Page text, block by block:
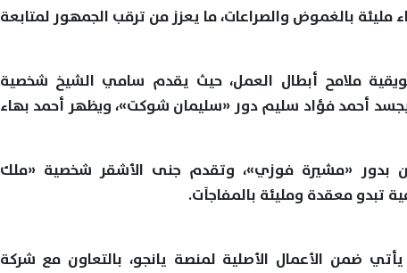
مليئة بالغموض والصراعات، ما يعزز من ترقب الجمهور لمتابعة
ملامح أبطال العمل، حيث يقدم سامي الشيخ شخصية
أحمد فؤاد سليم دور «سليمان شوكت»، ويظهر أحمد بهاء
بدور «مشيرة فوزي»، وتقدم جنى الأشقر شخصية «ملك
تبدو معقدة ومليئة بالمفاجآت.
ضمن الأعمال الأصلية لمنصة يانجو، بالتعاون مع شركة